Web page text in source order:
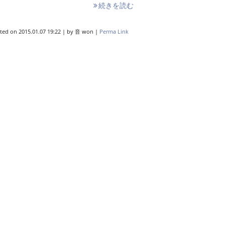
続きを読む
on 2015.01.07 19:22 | by 音 won | Perma Link